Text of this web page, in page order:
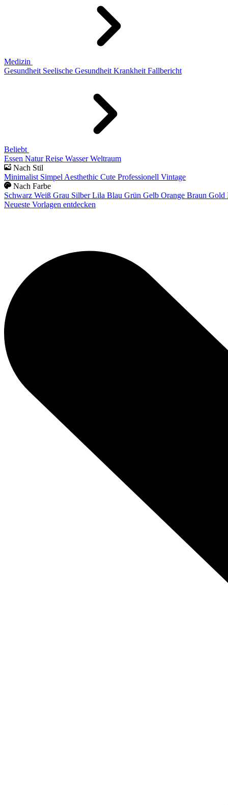
Medizin
Gesundheit Seelische Gesundheit Krankheit Fallbericht
Beliebt
Essen Natur Reise Wasser Weltraum
Nach Stil
Minimalist Simpel Aesthethic Cute Professionell Vintage
Nach Farbe
Schwarz Weiß Grau Silber Lila Blau Grün Gelb Orange Braun Gold
Neueste Vorlagen entdecken